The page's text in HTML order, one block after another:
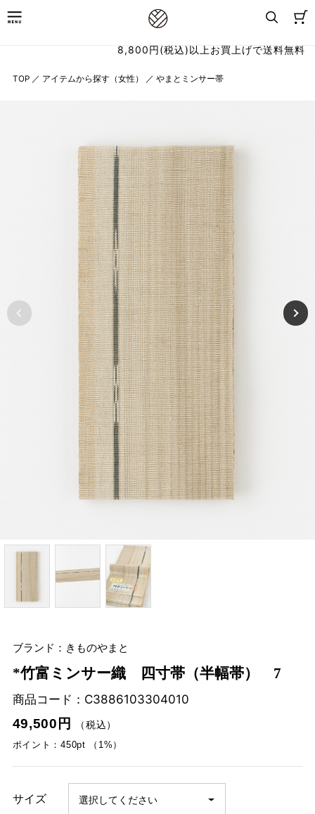
8,800円(税込)以上お買上げで送料無料
TOP ／ アイテムから探す（女性） ／ やまとミンサー帯
ブランド：きものやまと
*竹富ミンサー織 四寸帯（半幅帯） 7
商品コード： C3886103304010
49,500円
（税込）
ポイント：450pt （1%）
サイズ